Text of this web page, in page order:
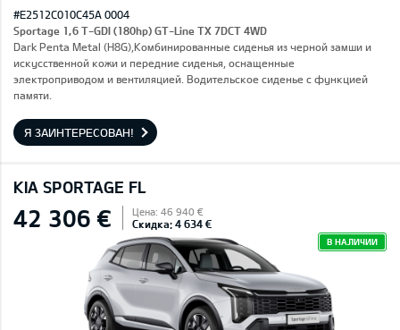
#E2512C010C45A 0004
Sportage 1,6 T-GDI (180hp) GT-Line TX 7DCT 4WD
Dark Penta Metal (H8G),Комбинированные сиденья из черной замши и
искусственной кожи и передние сиденья, оснащенные
электроприводом и вентиляцией. Водительское сиденье с функцией
памяти.
Я ЗАИНТЕРЕСОВАН!
KIA SPORTAGE FL
42 306 € Цена: 46 940 €
Скидка: 4 634 €
В НАЛИЧИИ